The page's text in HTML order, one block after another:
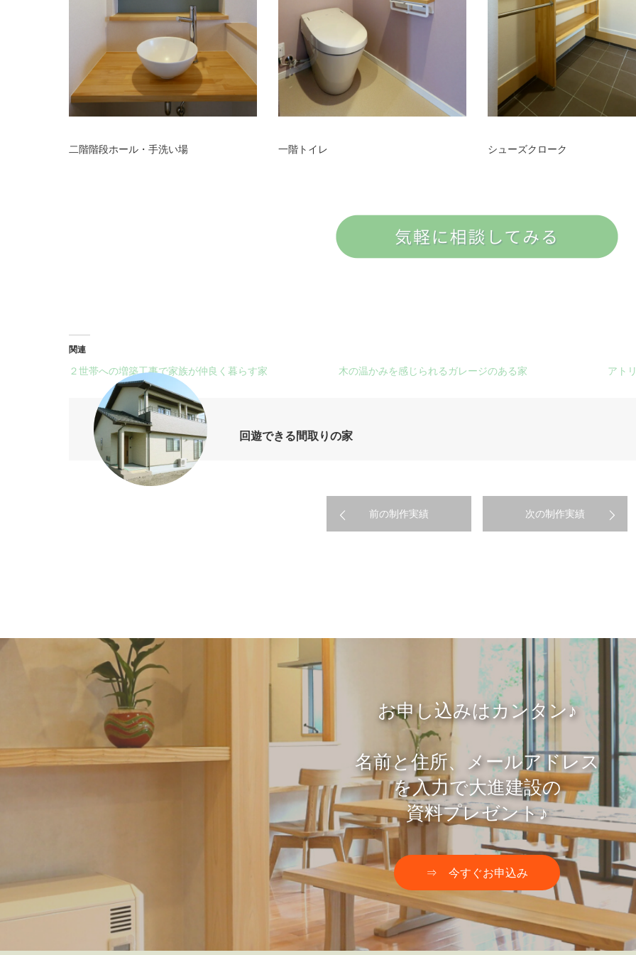
二階階段ホール・手洗い場 一階トイレ シューズクローク
関連
２世帯への増築工事で家族が仲良く暮らす家 木の温かみを感じられるガレージのある家 アト
回遊できる間取りの家
前の制作実績 次の制作実績
お申し込みはカンタン♪
名前と住所、メールアドレス
を入力で大進建設の
資料プレゼント♪
⇒ 今すぐお申込み